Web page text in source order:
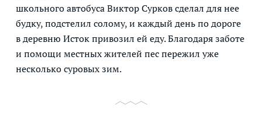
школьного автобуса Виктор Сурков сделал для нее
будку, подстелил солому, и каждый день по дороге
в деревню Исток привозил ей еду. Благодаря заботе
и помощи местных жителей пес пережил уже
несколько суровых зим.